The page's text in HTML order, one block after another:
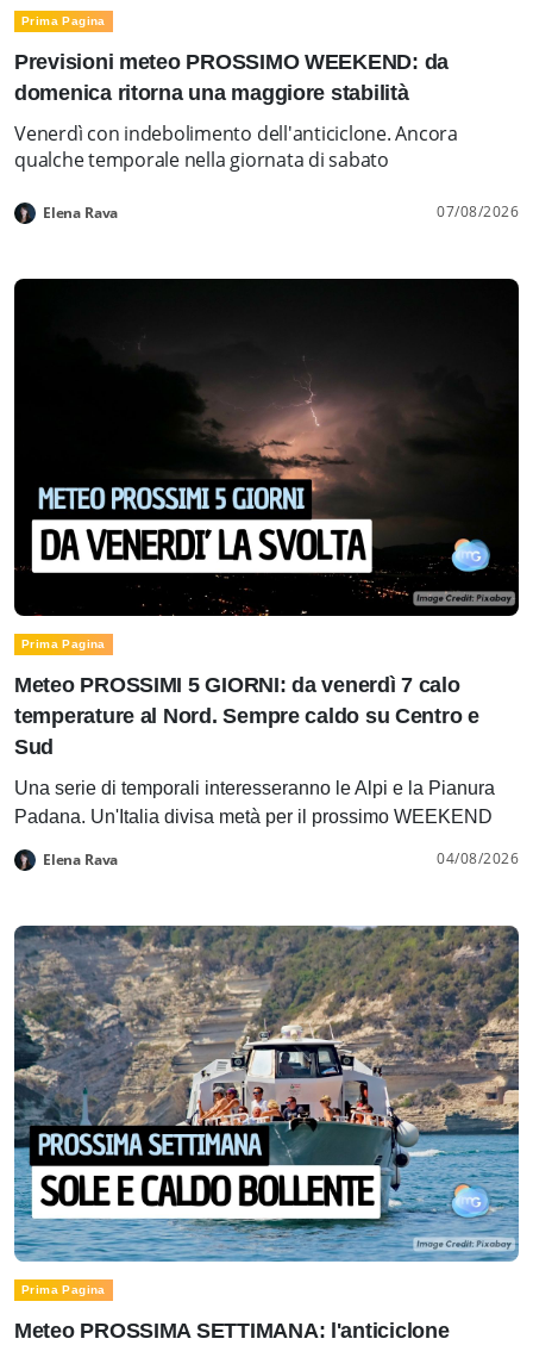
Prima Pagina
Previsioni meteo PROSSIMO WEEKEND: da
domenica ritorna una maggiore stabilità
Venerdì con indebolimento dell'anticiclone. Ancora
qualche temporale nella giornata di sabato
Elena Rava 07/08/2026
Prima Pagina
Meteo PROSSIMI 5 GIORNI: da venerdì 7 calo
temperature al Nord. Sempre caldo su Centro e
Sud
Una serie di temporali interesseranno le Alpi e la Pianura
Padana. Un'Italia divisa metà per il prossimo WEEKEND
Elena Rava 04/08/2026
Prima Pagina
Meteo PROSSIMA SETTIMANA: l'anticiclone